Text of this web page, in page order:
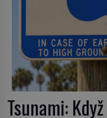
Tsunami: